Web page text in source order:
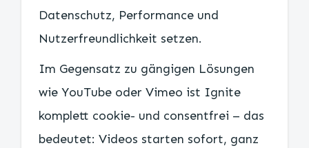
Datenschutz, Performance und
Nutzerfreundlichkeit setzen.
Im Gegensatz zu gängigen Lösungen
wie YouTube oder Vimeo ist Ignite
komplett cookie- und consentfrei – das
bedeutet: Videos starten sofort, ganz